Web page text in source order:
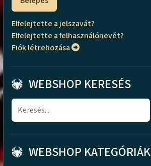
Elfelejtette a jelszavát?
Elfelejtette a felhasználónevét?
Fiók létrehozása
WEBSHOP KERESÉS
WEBSHOP KATEGÓRIÁK